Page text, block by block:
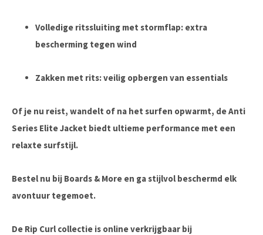
Volledige ritssluiting met stormflap: extra
bescherming tegen wind
Zakken met rits:veilig opbergen van essentials
Of je nu reist, wandelt of na het surfen opwarmt, deAnti
Series Elite Jacket biedt ultieme performance met een
relaxte surfstijl.
Bestel nu bij Boards & More en ga stijlvol beschermd elk
avontuur tegemoet.
De Rip Curl collectie is online verkrijgbaar bij